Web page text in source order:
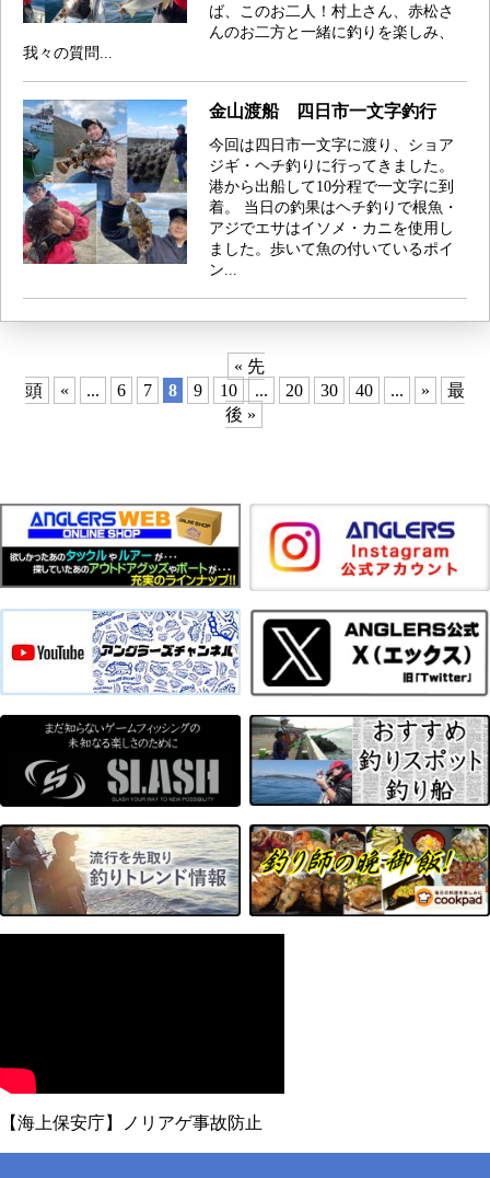
ば、このお二人！村上さん、赤松さ
んのお二方と一緒に釣りを楽しみ、
我々の質問...
金山渡船 四日市一文字釣行
今回は四日市一文字に渡り、ショア
ジギ・ヘチ釣りに行ってきました。
港から出船して10分程で一文字に到
着。 当日の釣果はヘチ釣りで根魚・
アジでエサはイソメ・カニを使用し
ました。歩いて魚の付いているポイ
ン...
« 先
頭
« ... 6 7 8 9 10 ... 20 30 40 ... »
最
後 »
【海上保安庁】ノリアゲ事故防止